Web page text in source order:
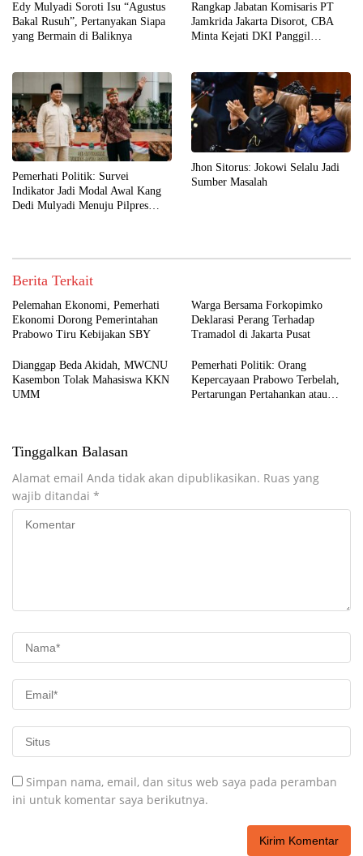
Edy Mulyadi Soroti Isu “Agustus
Bakal Rusuh”, Pertanyakan Siapa
yang Bermain di Baliknya
Rangkap Jabatan Komisaris PT
Jamkrida Jakarta Disorot, CBA
Minta Kejati DKI Panggil
Pemerhati Politik: Survei
Indikator Jadi Modal Awal Kang
Dedi Mulyadi Menuju Pilpres
Jhon Sitorus: Jokowi Selalu Jadi
Sumber Masalah
Berita Terkait
Pelemahan Ekonomi, Pemerhati
Ekonomi Dorong Pemerintahan
Prabowo Tiru Kebijakan SBY
Warga Bersama Forkopimko
Deklarasi Perang Terhadap
Tramadol di Jakarta Pusat
Dianggap Beda Akidah, MWCNU
Kasembon Tolak Mahasiswa KKN
UMM
Pemerhati Politik: Orang
Kepercayaan Prabowo Terbelah,
Pertarungan Pertahankan atau
Tinggalkan Balasan
Alamat email Anda tidak akan dipublikasikan. Ruas yang
wajib ditandai *
Simpan nama, email, dan situs web saya pada peramban
ini untuk komentar saya berikutnya.